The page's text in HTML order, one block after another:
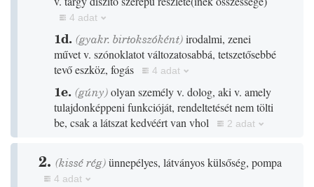
4 adat
1d. (gyakr. birtokszóként)irodalmi, zenei
művet v. szónoklatot változatosabbá, tetszetősebbé
tevő eszköz, fogás
4 adat
1e. (gúny)olyan személy v. dolog, aki v. amely
tulajdonképpeni funkcióját, rendeltetését nem tölti
be, csak a látszat kedvéért van vhol
2 adat
2. (kissérég)ünnepélyes, látványos külsőség, pompa
4 adat